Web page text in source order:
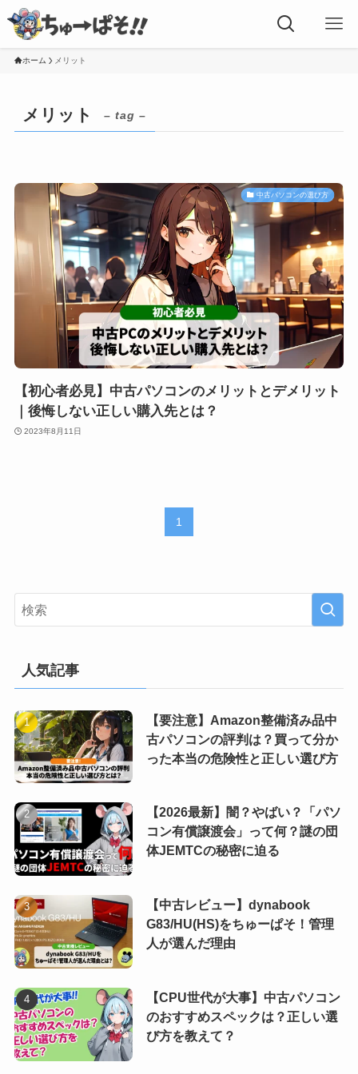
ホーム メリット
メリット – tag –
中古パソコンの選び方
【初心者必見】中古パソコンのメリットとデメリット
｜後悔しない正しい購入先とは？
2023年8月11日
1
人気記事
【要注意】Amazon整備済み品中
古パソコンの評判は？買って分か
った本当の危険性と正しい選び方
【2026最新】闇？やばい？「パソ
コン有償譲渡会」って何？謎の団
体JEMTCの秘密に迫る
【中古レビュー】dynabook
G83/HU(HS)をちゅーぱそ！管理
人が選んだ理由
【CPU世代が大事】中古パソコン
のおすすめスペックは？正しい選
び方を教えて？